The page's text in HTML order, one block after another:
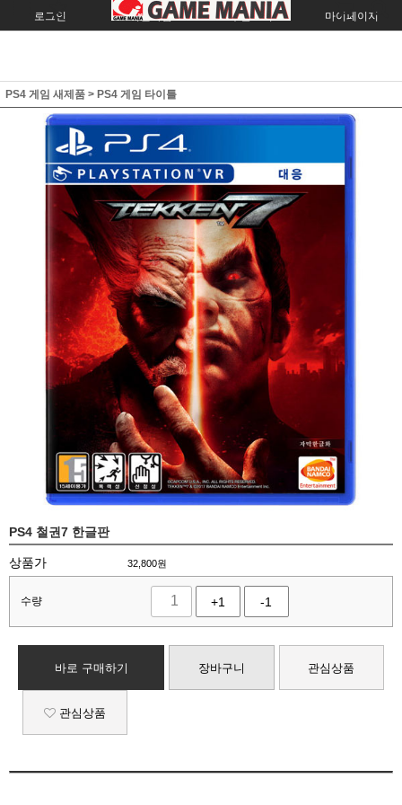
로그인 회원가입 주문조회 마이페이지
PS4 게임 새제품 > PS4 게임 타이틀
PS4 철권7 한글판
상품가 32,800원
수량 +1 -1
바로 구매하기 장바구니 관심상품
관심상품